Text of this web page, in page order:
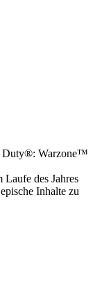
Duty®: Warzone™
des Jahres
Inhalte zu